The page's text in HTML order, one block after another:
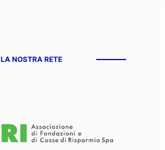
LA NOSTRA RETE